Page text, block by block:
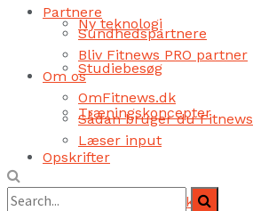
Ny teknologi
Studiebesøg
Træningskoncepter
Opskrifter
Brød og bagværk
Partnere
Sundhedspartnere
Bliv Fitnews PRO partner
Om os
OmFitnews.dk
Sådan bruger du Fitnews
Læser input